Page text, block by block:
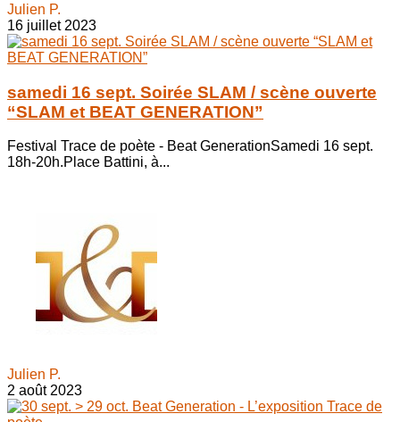
Julien P.
16 juillet 2023
samedi 16 sept. Soirée SLAM / scène ouverte
“SLAM et BEAT GENERATION”
Festival Trace de poète - Beat GenerationSamedi 16 sept.
18h-20h.Place Battini, à...
Julien P.
2 août 2023